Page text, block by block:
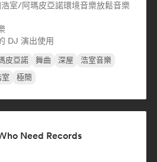
浩室/阿瑪皮亞諾環境音樂放鬆音樂
DJ 演出使用
皮亞諾 舞曲 深屋
浩室音樂
極簡
Need Records